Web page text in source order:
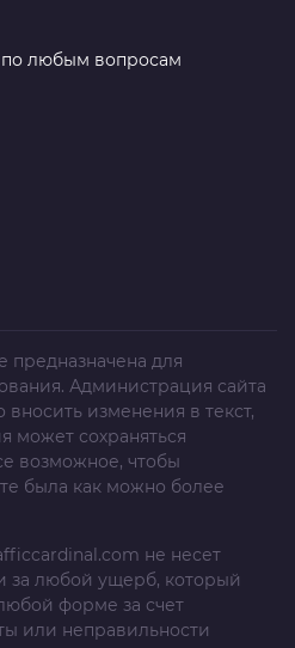
любым вопросам
предназначена для
Администрация сайта
вносить изменения в текст,
может сохраняться
возможное, чтобы
была как можно более
не несет
за любой ущерб, который
форме за счет
или неправильности